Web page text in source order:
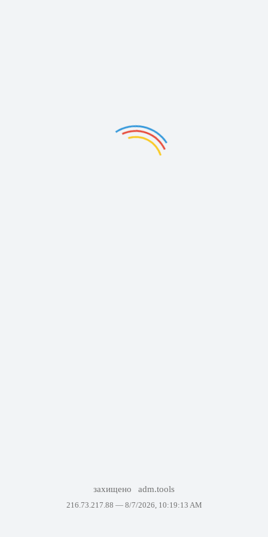
захищено adm.tools
216.73.217.88 — 8/7/2026, 10:19:13 AM